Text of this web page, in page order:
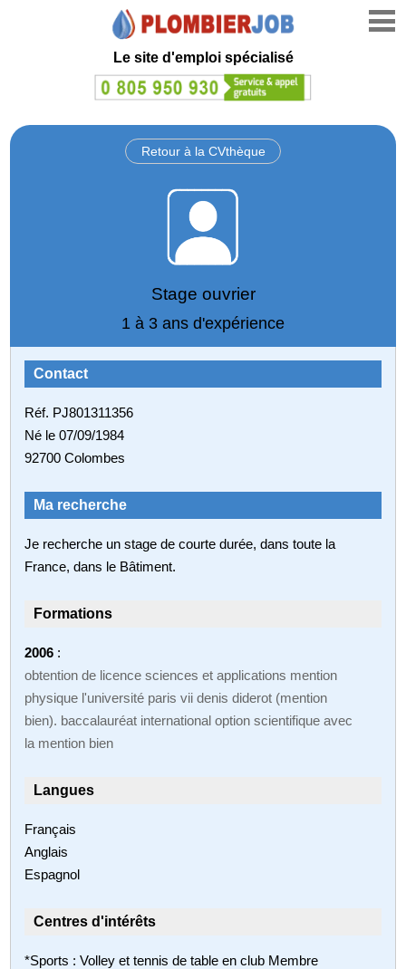
Le site d'emploi spécialisé
Retour à la CVthèque
Stage ouvrier
1 à 3 ans d'expérience
Contact
Réf. PJ801311356
Né le 07/09/1984
92700 Colombes
Ma recherche
Je recherche un stage de courte durée, dans toute la
France, dans le Bâtiment.
Formations
2006 :
obtention de licence sciences et applications mention
physique l'université paris vii denis diderot (mention
bien). baccalauréat international option scientifique avec
la mention bien
Langues
Français
Anglais
Espagnol
Centres d'intérêts
*Sports : Volley et tennis de table en club Membre